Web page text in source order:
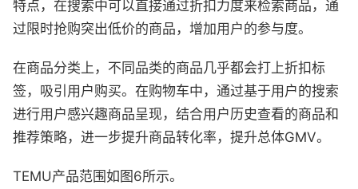
特点，在搜索中可以直接通过折扣力度来检索商品，通
过限时抢购突出低价的商品，增加用户的参与度。
在商品分类上，不同品类的商品几乎都会打上折扣标
签，吸引用户购买。在购物车中，通过基于用户的搜索
进行用户感兴趣商品呈现，结合用户历史查看的商品和
推荐策略，进一步提升商品转化率，提升总体GMV。
TEMU产品范围如图6所示。